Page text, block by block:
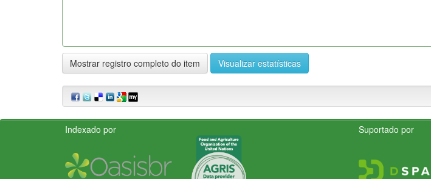
Mostrar registro completo do item Visualizar estatísticas
Indexado por Suportado por